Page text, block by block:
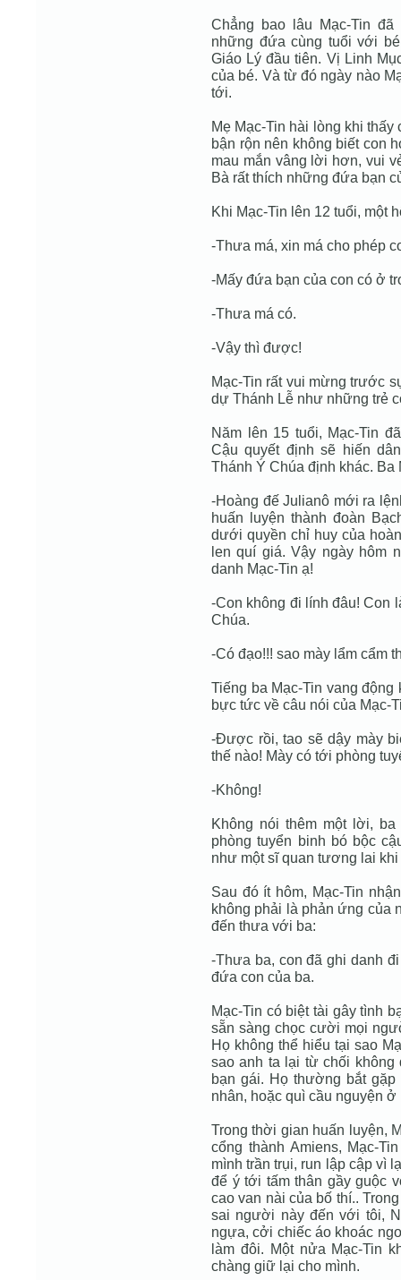
Chẳng bao lâu Mạc-Tin
những đứa cùng tuổi với
Giáo Lý đầu tiên. Vị Linh
của bé. Và từ đó ngày nào
tới.
Mẹ Mạc-Tin hài lòng khi
bận rộn nên không biết con
mau mắn vâng lời hơn, vui
Bà rất thích những đứa bạn
Khi Mạc-Tin lên 12 tuổi, một
-Thưa má, xin má cho phép
-Mấy đứa bạn của con có ở
-Thưa má có.
-Vậy thì được!
Mạc-Tin rất vui mừng trước
dự Thánh Lễ như những trẻ
Năm lên 15 tuổi, Mạc-Tin
Cậu quyết định sẽ hiến
Thánh Ý Chúa định khác. Ba
-Hoàng đế Julianô mới ra
huấn luyện thành đoàn
dưới quyền chỉ huy của
len quí giá. Vậy ngày hôm
danh Mạc-Tin ạ!
-Con không đi lính đâu! Con
Chúa.
-Có đạo!!! sao mày lẩm cẩm
Tiếng ba Mạc-Tin vang
bực tức về câu nói của Mạc-
-Được rồi, tao sẽ dậy mày
thế nào! Mày có tới phòng
-Không!
Không nói thêm một lời,
phòng tuyển binh bó bộc
như một sĩ quan tương lai
Sau đó ít hôm, Mạc-Tin
không phải là phản ứng của
đến thưa với ba:
-Thưa ba, con đã ghi danh
đứa con của ba.
Mạc-Tin có biệt tài gây tình
sẵn sàng chọc cười mọi
Họ không thể hiểu tại sao
sao anh ta lại từ chối
bạn gái. Họ thường bắt
nhân, hoặc quì cầu nguyện ở
Trong thời gian huấn luyện,
cổng thành Amiens, Mạc-
mình trần trụi, run lập cập vì
để ý tới tấm thân gầy guộc
cao van nài của bố thí..
sai người này đến với tôi,
ngựa, cởi chiếc áo khoác
làm đôi. Một nửa Mạc-Tin
chàng giữ lại cho mình.